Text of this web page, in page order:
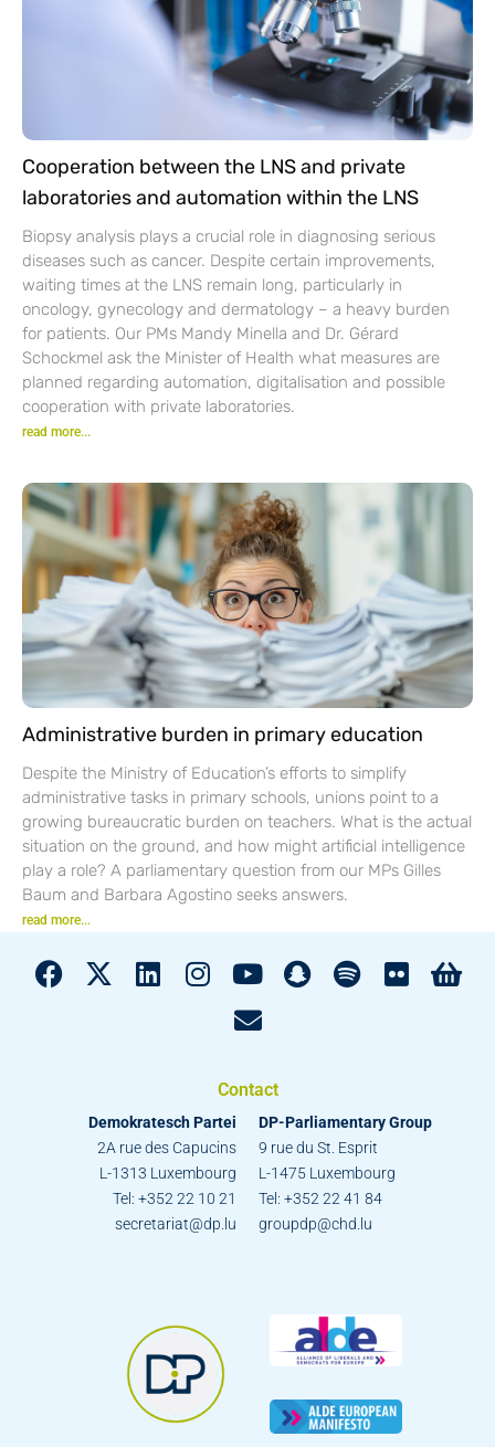
Cooperation between the LNS and private
laboratories and automation within the LNS
Biopsy analysis plays a crucial role in diagnosing serious
diseases such as cancer. Despite certain improvements,
waiting times at the LNS remain long, particularly in
oncology, gynecology and dermatology – a heavy burden
for patients. Our PMs Mandy Minella and Dr. Gérard
Schockmel ask the Minister of Health what measures are
planned regarding automation, digitalisation and possible
cooperation with private laboratories.
read more...
Administrative burden in primary education
Despite the Ministry of Education’s efforts to simplify
administrative tasks in primary schools, unions point to a
growing bureaucratic burden on teachers. What is the actual
situation on the ground, and how might artificial intelligence
play a role? A parliamentary question from our MPs Gilles
Baum and Barbara Agostino seeks answers.
read more...
Contact
Demokratesch Partei
2A rue des Capucins
L-1313 Luxembourg
Tel: +352 22 10 21
secretariat@dp.lu
DP-Parliamentary Group
9 rue du St. Esprit
L-1475 Luxembourg
Tel: +352 22 41 84
groupdp@chd.lu